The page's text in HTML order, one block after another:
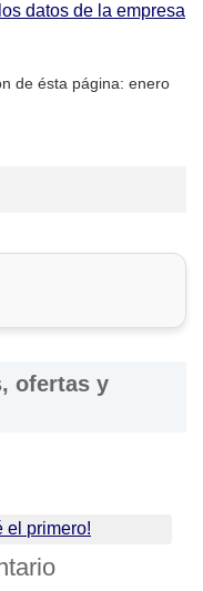
datos de la empresa
de ésta página: enero
web de lasFábricas
ofrecidos por
son referenciales y
posibles errores
web.
ofertas y
el primero!